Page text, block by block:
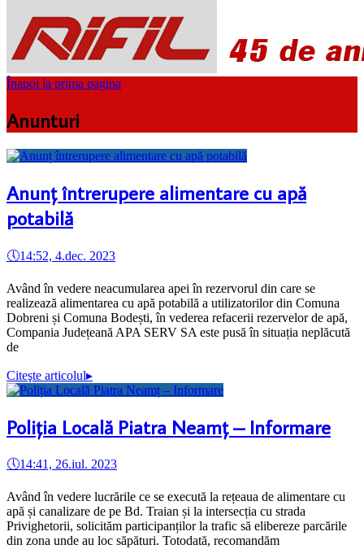
Înapoi la prima pagina
Anunturi
Anunț întrerupere alimentare cu apă
potabilă
🕔14:52, 4.dec. 2023
Având în vedere neacumularea apei în rezervorul din care se
realizează alimentarea cu apă potabilă a utilizatorilor din Comuna
Dobreni și Comuna Bodești, în vederea refacerii rezervelor de apă,
Compania Județeană APA SERV SA este pusă în situația neplăcută
de
Citeşte articolul▸
Poliția Locală Piatra Neamț – Informare
🕔14:41, 26.iul. 2023
Având în vedere lucrările ce se execută la rețeaua de alimentare cu
apă și canalizare de pe Bd. Traian și la intersecția cu strada
Privighetorii, solicităm participanților la trafic să elibereze parcările
din zona unde au loc săpături. Totodată, recomandăm